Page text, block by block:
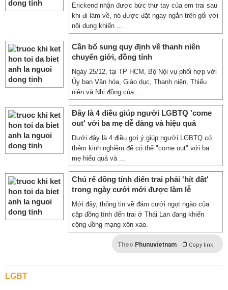
Erickend nhận được bức thư tay của em trai sau
khi đi làm về, nó được đặt ngay ngắn trên gối với
nội dung khiến ...
Cần bổ sung quy định về thanh niên
chuyển giới, đồng tính
Ngày 25/12, tại TP HCM, Bộ Nội vụ phối hợp với
Ủy ban Văn hóa, Giáo dục, Thanh niên, Thiếu
niên và Nhi đồng của ...
Đây là 4 điều giúp người LGBTQ 'come
out' với ba mẹ dễ dàng và hiệu quả
Dưới đây là 4 điều gợi ý giúp người LGBTQ có
thêm kinh nghiệm để có thể "come out" với ba
mẹ hiểu quả và ...
Chú rể đồng tính điển trai phải 'hít đất'
trong ngày cưới mới được làm lễ
Mới đây, thông tin về đám cưới ngọt ngào của
cặp đồng tính đển trai ở Thái Lan đang khiến
cộng đồng mạng xôn xao.
Theo Phunuvietnam Copy link
LGBT